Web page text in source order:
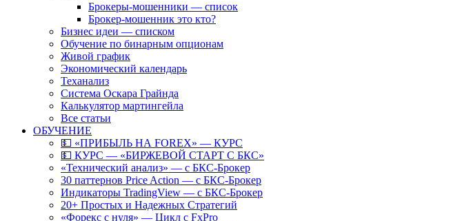
Брокеры-мошенники — список
Брокер-мошенник это кто?
Бизнес идеи — списком
Обучение по бинарным опционам
Живой график
Экономический календарь
Теханализ
Система Оскара Грайнда
Калькулятор мартингейла
Все статьи
ОБУЧЕНИЕ
💵 «ПРИБЫЛЬ НА FOREX» — КУРС
💵 КУРС — «БИРЖЕВОЙ СТАРТ С БКС»
«Технический анализ» — с БКС-Брокер
30 паттернов Price Action — с БКС-Брокер
Индикаторы TradingView — с БКС-Брокер
20+ Простых и Надежных Стратегий
«Форекс с нуля» — Цикл с FxPro